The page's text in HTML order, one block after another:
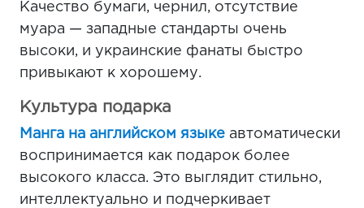
Качество бумаги, чернил, отсутствие
муара — западные стандарты очень
высоки, и украинские фанаты быстро
привыкают к хорошему.
Культура подарка
Манга на английском языке автоматически
воспринимается как подарок более
высокого класса. Это выглядит стильно,
интеллектуально и подчеркивает